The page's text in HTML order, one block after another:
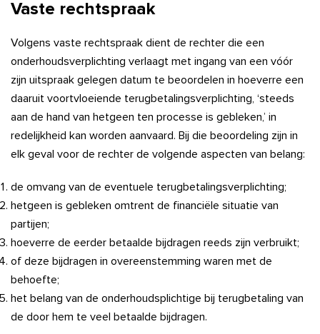
Vaste rechtspraak
Volgens vaste rechtspraak dient de rechter die een
onderhoudsverplichting verlaagt met ingang van een vóór
zijn uitspraak gelegen datum te beoordelen in hoeverre een
daaruit voortvloeiende terugbetalingsverplichting, ‘steeds
aan de hand van hetgeen ten processe is gebleken,’ in
redelijkheid kan worden aanvaard. Bij die beoordeling zijn in
elk geval voor de rechter de volgende aspecten van belang:
de omvang van de eventuele terugbetalingsverplichting;
hetgeen is gebleken omtrent de financiële situatie van
partijen;
hoeverre de eerder betaalde bijdragen reeds zijn verbruikt;
of deze bijdragen in overeenstemming waren met de
behoefte;
het belang van de onderhoudsplichtige bij terugbetaling van
de door hem te veel betaalde bijdragen.